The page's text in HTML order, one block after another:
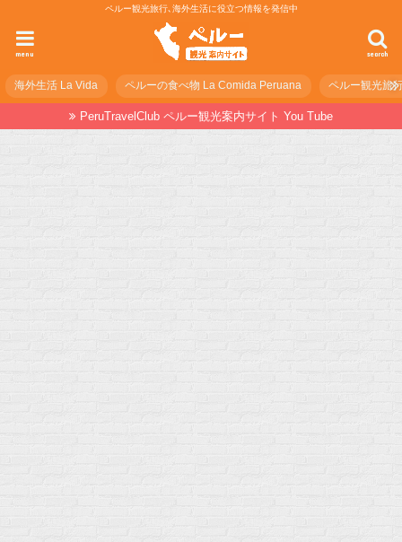
ペルー観光旅行､海外生活に役立つ情報を発信中
search
menu
海外生活 La Vida ペルーの食べ物 La Comida Peruana ペルー観光旅
PeruTravelClub ペルー観光案内サイト You Tube